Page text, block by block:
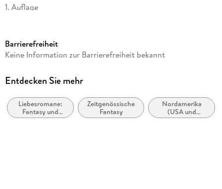
1. Auflage
Reihe
Autor/Autorin
Verlag/Hersteller
BoD - Books on Demand
Barrierefreiheit
Keine Information zur Barrierefreiheit bekannt
Entdecken Sie mehr
Liebesromane:
Fantasy und
paranormal
Zeitgenössische
Fantasy
Nordamerika
(USA und
Kanada)